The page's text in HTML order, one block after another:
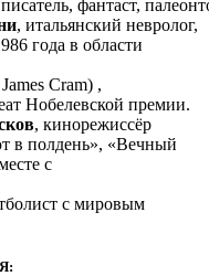
фантаст,
, итальянский невролог,
года в области
Cram) ,
Нобелевской премии.
, кинорежиссёр
в полдень», «Вечный
с
с мировым